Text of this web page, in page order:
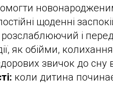
щоденні
розслаблюючий і
як обійми,
звичок до сну
коли дитина